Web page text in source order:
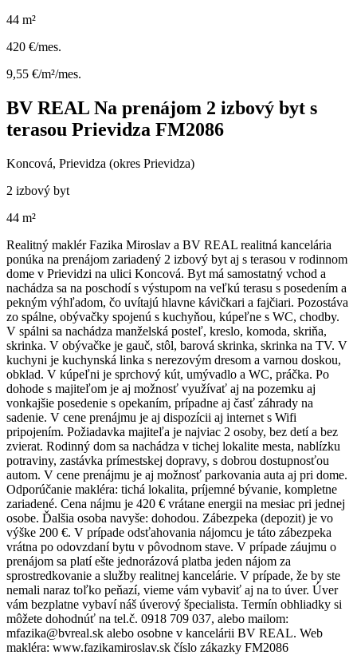
44 m²
420 €/mes.
9,55 €/m²/mes.
BV REAL Na prenájom 2 izbový byt s
terasou Prievidza FM2086
Koncová, Prievidza (okres Prievidza)
2 izbový byt
44 m²
Realitný maklér Fazika Miroslav a BV REAL realitná kancelária
ponúka na prenájom zariadený 2 izbový byt aj s terasou v rodinnom
dome v Prievidzi na ulici Koncová. Byt má samostatný vchod a
nachádza sa na poschodí s výstupom na veľkú terasu s posedením a
pekným výhľadom, čo uvítajú hlavne kávičkari a fajčiari. Pozostáva
zo spálne, obývačky spojenú s kuchyňou, kúpeľne s WC, chodby.
V spálni sa nachádza manželská posteľ, kreslo, komoda, skriňa,
skrinka. V obývačke je gauč, stôl, barová skrinka, skrinka na TV. V
kuchyni je kuchynská linka s nerezovým dresom a varnou doskou,
obklad. V kúpeľni je sprchový kút, umývadlo a WC, práčka. Po
dohode s majiteľom je aj možnosť využívať aj na pozemku aj
vonkajšie posedenie s opekaním, prípadne aj časť záhrady na
sadenie. V cene prenájmu je aj dispozícii aj internet s Wifi
pripojením. Požiadavka majiteľa je najviac 2 osoby, bez detí a bez
zvierat. Rodinný dom sa nachádza v tichej lokalite mesta, nablízku
potraviny, zastávka prímestskej dopravy, s dobrou dostupnosťou
autom. V cene prenájmu je aj možnosť parkovania auta aj pri dome.
Odporúčanie makléra: tichá lokalita, príjemné bývanie, kompletne
zariadené. Cena nájmu je 420 € vrátane energii na mesiac pri jednej
osobe. Ďalšia osoba navyše: dohodou. Zábezpeka (depozit) je vo
výške 200 €. V prípade odsťahovania nájomcu je táto zábezpeka
vrátna po odovzdaní bytu v pôvodnom stave. V prípade záujmu o
prenájom sa platí ešte jednorázová platba jeden nájom za
sprostredkovanie a služby realitnej kancelárie. V prípade, že by ste
nemali naraz toľko peňazí, vieme vám vybaviť aj na to úver. Úver
vám bezplatne vybaví náš úverový špecialista. Termín obhliadky si
môžete dohodnúť na tel.č. 0918 709 037, alebo mailom:
mfazika@bvreal.sk alebo osobne v kancelárii BV REAL. Web
makléra: www.fazikamiroslav.sk číslo zákazky FM2086